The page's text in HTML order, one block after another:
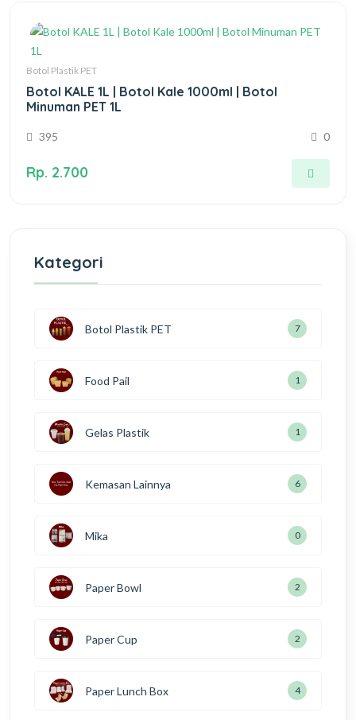
Botol Plastik PET
Botol KALE 1L | Botol Kale 1000ml | Botol
Minuman PET 1L
395 0
Rp. 2.700
Kategori
Botol Plastik PET 11
Food Pail 2
Gelas Plastik 1
Kemasan Lainnya 9
Mika 0
Paper Bowl 3
Paper Cup 3
Paper Lunch Box 6